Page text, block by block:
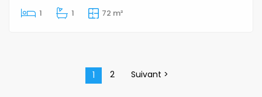
1 1 72 m²
1 2 Suivant >